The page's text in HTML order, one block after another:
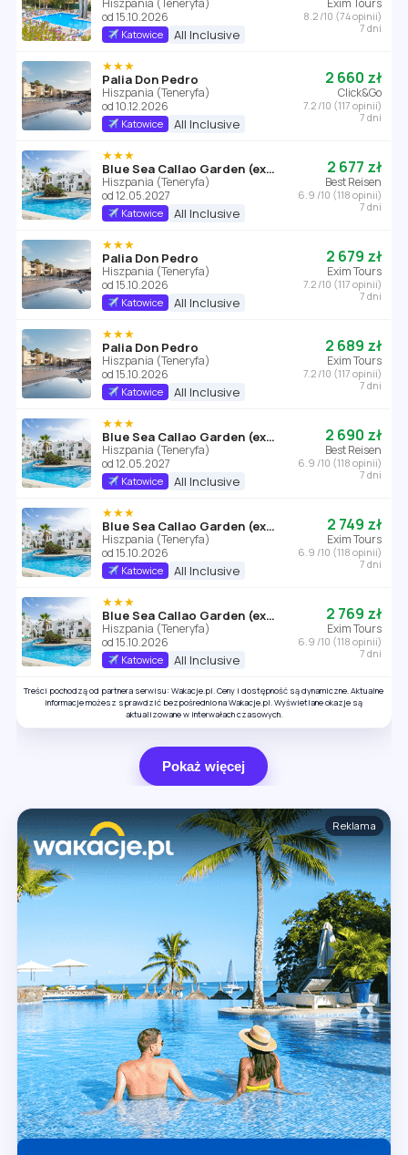
Hiszpania (Teneryfa)
od 15.10.2026
Katowice All Inclusive
Exim Tours
8.2 /10 (74 opinii)
7 dni
★★★
Palia Don Pedro
Hiszpania (Teneryfa)
od 10.12.2026
Katowice All Inclusive
2 660 zł
Click&Go
7.2 /10 (117 opinii)
7 dni
★★★
Blue Sea Callao Garden (ex Vime)
Hiszpania (Teneryfa)
od 12.05.2027
Katowice All Inclusive
2 677 zł
Best Reisen
6.9 /10 (118 opinii)
7 dni
★★★
Palia Don Pedro
Hiszpania (Teneryfa)
od 15.10.2026
Katowice All Inclusive
2 679 zł
Exim Tours
7.2 /10 (117 opinii)
7 dni
★★★
Palia Don Pedro
Hiszpania (Teneryfa)
od 15.10.2026
Katowice All Inclusive
2 689 zł
Exim Tours
7.2 /10 (117 opinii)
7 dni
★★★
Blue Sea Callao Garden (ex Vime)
Hiszpania (Teneryfa)
od 12.05.2027
Katowice All Inclusive
2 690 zł
Best Reisen
6.9 /10 (118 opinii)
7 dni
★★★
Blue Sea Callao Garden (ex Vime)
Hiszpania (Teneryfa)
od 15.10.2026
Katowice All Inclusive
2 749 zł
Exim Tours
6.9 /10 (118 opinii)
7 dni
★★★
Blue Sea Callao Garden (ex Vime)
Hiszpania (Teneryfa)
od 15.10.2026
Katowice All Inclusive
2 769 zł
Exim Tours
6.9 /10 (118 opinii)
7 dni
Treści pochodzą od partnera serwisu: Wakacje.pl. Ceny i dostępność są dynamiczne. Aktualne
informacje możesz sprawdzić bezpośrednio na Wakacje.pl. Wyświetlane okazje są
aktualizowane w interwałach czasowych.
Pokaż więcej
Reklama